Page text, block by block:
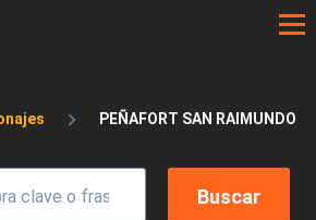
enlaces de ayuda a la
PEÑAFORT SAN RAIMUNDO